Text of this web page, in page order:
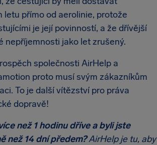
letu přímo od aerolinie, protože
je její povinností, a že dřívější
nepříjemnosti jako let zrušený.
společnosti AirHelp a
proto musí svým zákazníkům
To je další vítězství pro práva
dopravě!
než 1 hodinu dříve a byli jste
než 14 dní předem?AirHelp je tu, aby